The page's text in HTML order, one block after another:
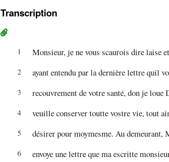
Transcription
1 Monsieur, je ne vous scaurois dire laise
2 ayant entendu par la dernière lettre quil
3 recouvrement de votre santé, don je
4 veuille conserver toutte vostre vie, tout
5 désirer pour moymesme. Au demeurant,
6 envoye une lettre que ma escritte